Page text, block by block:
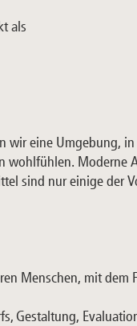
als
wir eine Umgebung,
wohlfühlen. Moderne
sind nur einige der
Menschen, mit dem
Gestaltung,